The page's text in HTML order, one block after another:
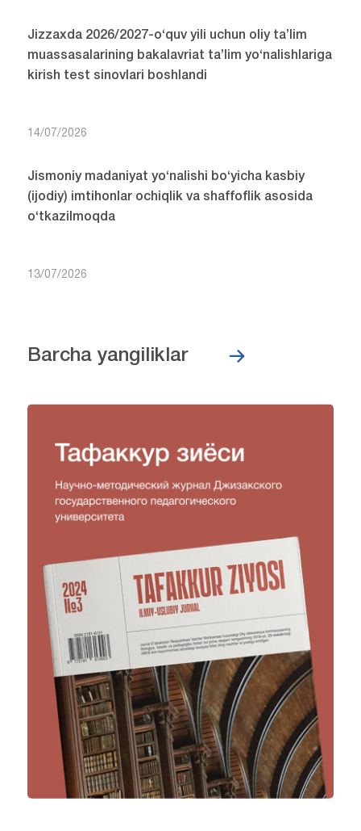
Jizzaxda 2026/2027-o‘quv yili uchun oliy ta’lim
muassasalarining bakalavriat ta’lim yo‘nalishlariga
kirish test sinovlari boshlandi
14/07/2026
Jismoniy madaniyat yo‘nalishi bo‘yicha kasbiy
(ijodiy) imtihonlar ochiqlik va shaffoflik asosida
o‘tkazilmoqda
13/07/2026
Barcha yangiliklar